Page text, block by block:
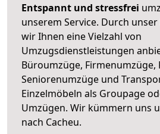
Entspannt und stressfrei
unserem Service. Durch
wir Ihnen eine Vielzahl von
Umzugsdienstleistungen
Büroumzüge, Firmenumzüge,
Seniorenumzüge und
Einzelmöbeln als Groupage
Umzügen. Wir kümmern uns
nach Cacheu.